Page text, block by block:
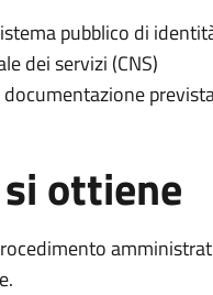
pubblico di
dei servizi (CNS)
si ottiene